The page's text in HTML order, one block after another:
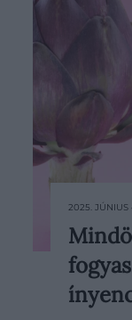
Íze
hiszen a
alatt
2025.